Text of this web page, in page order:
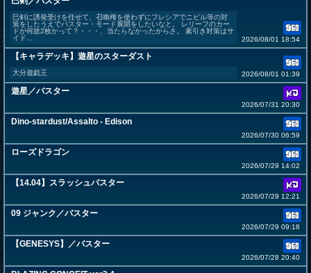
巳剣に誘発受けを任せて、召喚権を使わずにフレシアでニビル等の対
策をしたうえでバスター・モード展開をしたいなと。 レリーフのカー
ドが何故2枚かって？・・・、当たらなかったからさ。 素引き対策はサ
イド...
2026/08/01 18:54
【キャラデッキ】遊星のスターダスト
大分遊戯王 2026/08/01 01:39
遊星／バスター
2026/07/31 20:30
Dino-stardust/Assalto - Edison
2026/07/30 06:59
ローズドラゴン
2026/07/29 14:02
【14.04】スラッシュバスター
2026/07/29 12:21
09 ジャンク／バスター
2026/07/29 09:18
【GENESYS】／バスター
2026/07/28 20:40